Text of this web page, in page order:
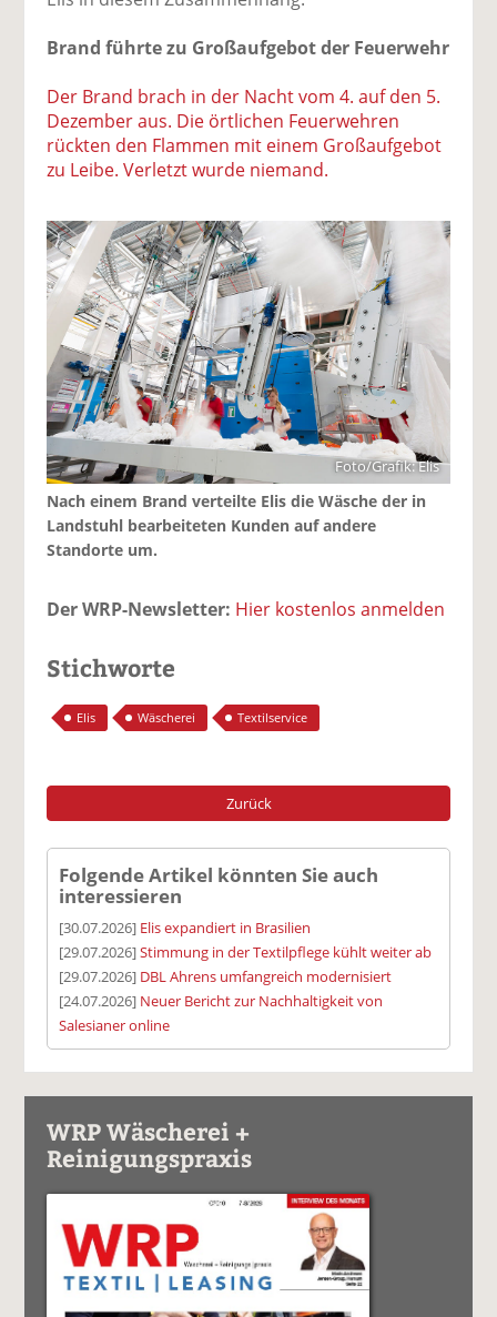
Brand führte zu Großaufgebot der Feuerwehr
Der Brand brach in der Nacht vom 4. auf den 5.
Dezember aus. Die örtlichen Feuerwehren
rückten den Flammen mit einem Großaufgebot
zu Leibe. Verletzt wurde niemand.
Foto/Grafik: Elis
Nach einem Brand verteilte Elis die Wäsche der in
Landstuhl bearbeiteten Kunden auf andere
Standorte um.
Der WRP-Newsletter: Hier kostenlos anmelden
Stichworte
Elis Wäscherei Textilservice
Zurück
Folgende Artikel könnten Sie auch
interessieren
[30.07.2026] Elis expandiert in Brasilien
[29.07.2026]Stimmung in der Textilpflege kühlt weiter ab
[29.07.2026] DBL Ahrens umfangreich modernisiert
[24.07.2026] Neuer Bericht zur Nachhaltigkeit von
Salesianer online
WRP Wäscherei +
Reinigungspraxis